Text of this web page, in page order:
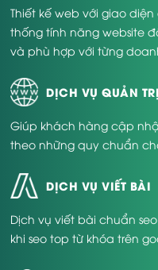
Thiết kế web với giao
thống tính năng website
và phù hợp với từng
DỊCH VỤ QUẢN
Giúp khách hàng cập
theo những quy chuẩn
DỊCH VỤ VIẾT BÀI
Dịch vụ viết bài chuẩn
khi seo top từ khóa trên